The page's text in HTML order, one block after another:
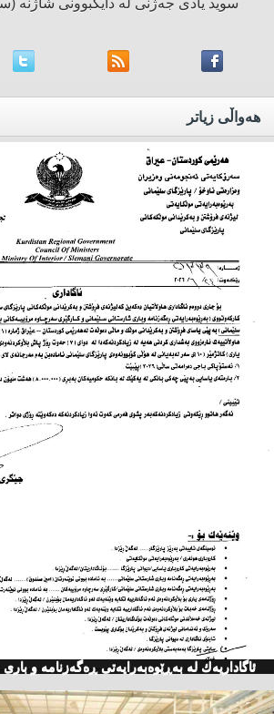
هه‌واڵی زیاتر
ئاگاداریه‌ك له‌ به‌ڕێوه‌به‌رایه‌تی ڕه‌گه‌زنامه‌ و